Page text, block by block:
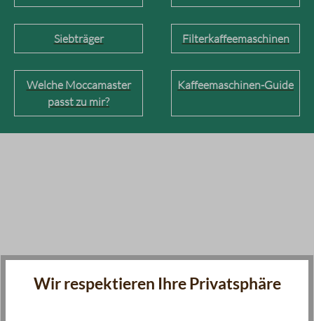
Siebträger Filterkaffeemaschinen
Welche Moccamaster
passt zu mir?
Kaffeemaschinen-Guide
Wir respektieren Ihre Privatsphäre